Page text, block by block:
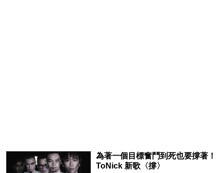
為著一個目標奮鬥到死也要撐著！
ToNick 新歌〈撐〉